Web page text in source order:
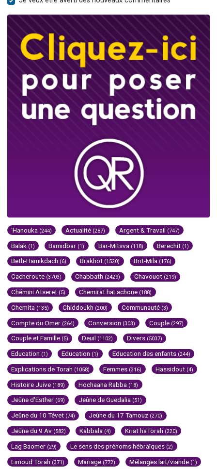
'Hanouka (244) Actualité (287) Argent & Travail (747)
Balak (1) Bamidbar (1) Bar-Mitsva (118) Berechit (1)
Beth-Hamikdach (6) Brakhot (1520) Brit-Mila (176)
Cacheroute (3703) Chabbath (2429) Chavouot (219)
Chémini Atseret (5) Chemirat haLachone (188)
Chemita (135) Chiddoukh (200) Communauté (3)
Compte du Omer (264) Conversion (303) Couple (297)
Couple et Famille (5) Deuil (1102) Divers (5037)
Education (1) Education (1) Education des enfants (244)
Explications de Torah (1058) Femmes (316) Hassidout (4)
Histoire Juive (189) Hochaana Rabba (18)
Jeûne d'Esther (69) Jeûne de Guedalia (51)
Jeûne du 10 Tévet (74) Jeûne du 17 Tamouz (270)
Jeûne du 9 Av (582) Kabbala (4) Kriat haTorah (220)
Lag Baomer (29) Le sens des prénoms hébraïques (2)
Limoud Torah (371) Mariage (772) Mélanges lait/viande (1)